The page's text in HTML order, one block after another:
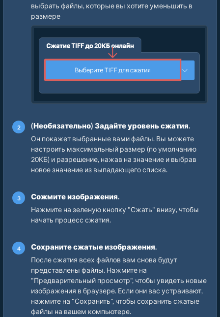
выбрать файлы, которые вы хотите уменьшить в
размере
(Необязательно) Задайте уровень сжатия.
Он покажет выбранные вами файлы. Вы можете
настроить максимальный размер (по умолчанию
20КБ) и разрешение, нажав на значение и выбрав
новое значение из выпадающего списка.
Сожмите изображения.
Нажмите на зеленую кнопку "Сжать" внизу, чтобы
начать процесс сжатия.
Сохраните сжатые изображения.
После сжатия всех файлов вам снова будут
представлены файлы. Нажмите на
"Предварительный просмотр", чтобы увидеть новые
изображения в браузере. Если они вас устраивают,
нажмите на "Сохранить", чтобы сохранить сжатые
файлы на вашем компьютере.